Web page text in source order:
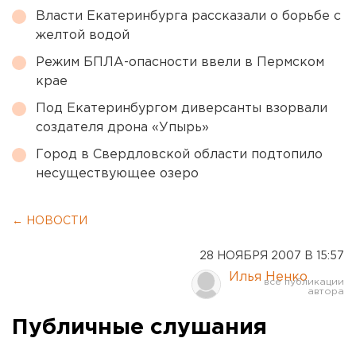
Власти Екатеринбурга рассказали о борьбе с
желтой водой
Режим БПЛА-опасности ввели в Пермском
крае
Под Екатеринбургом диверсанты взорвали
создателя дрона «Упырь»
Город в Свердловской области подтопило
несуществующее озеро
← НОВОСТИ
28 НОЯБРЯ 2007 В 15:57
Илья Ненко
Публичные слушания